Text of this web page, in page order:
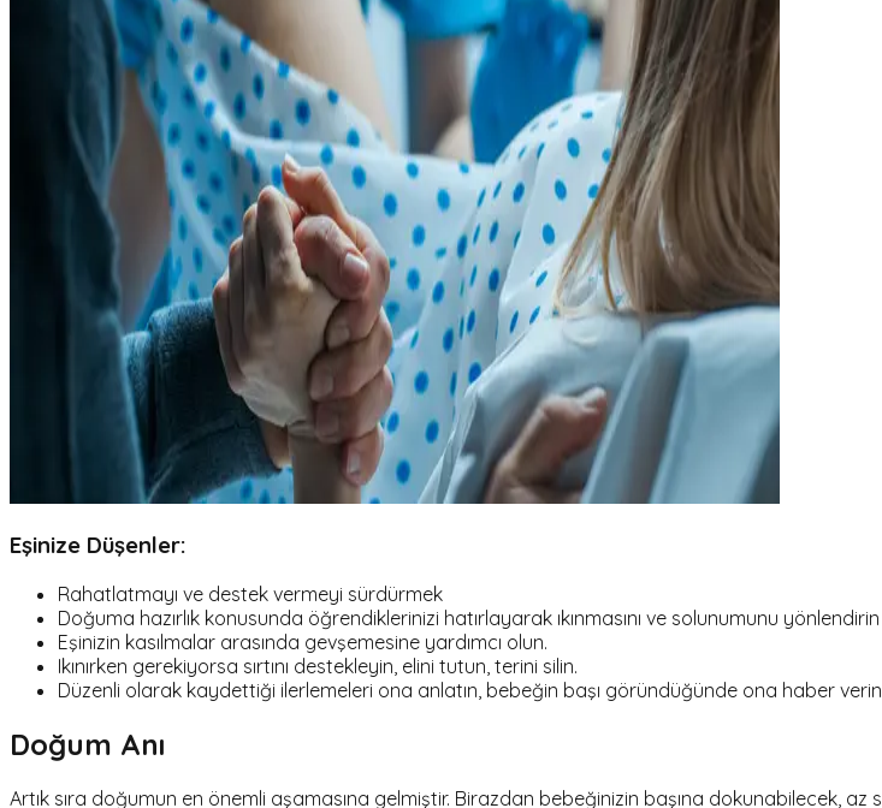
Eşinize Düşenler:
Rahatlatmayı ve destek vermeyi sürdürmek
Doğuma hazırlık konusunda öğrendiklerinizi hatırlayarak ıkınmasını ve solunumunu
Eşinizin kasılmalar arasında gevşemesine yardımcı olun.
Ikınırken gerekiyorsa sırtını destekleyin, elini tutun, terini silin.
Düzenli olarak kaydettiği ilerlemeleri ona anlatın, bebeğin başı göründüğünde ona haber
Doğum Anı
Artık sıra doğumun en önemli aşamasına gelmiştir. Birazdan bebeğinizin başına dokunabilecek,